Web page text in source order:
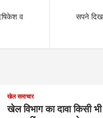
व
सपने
खेल समाचार
खेल विभाग का दावा किसी